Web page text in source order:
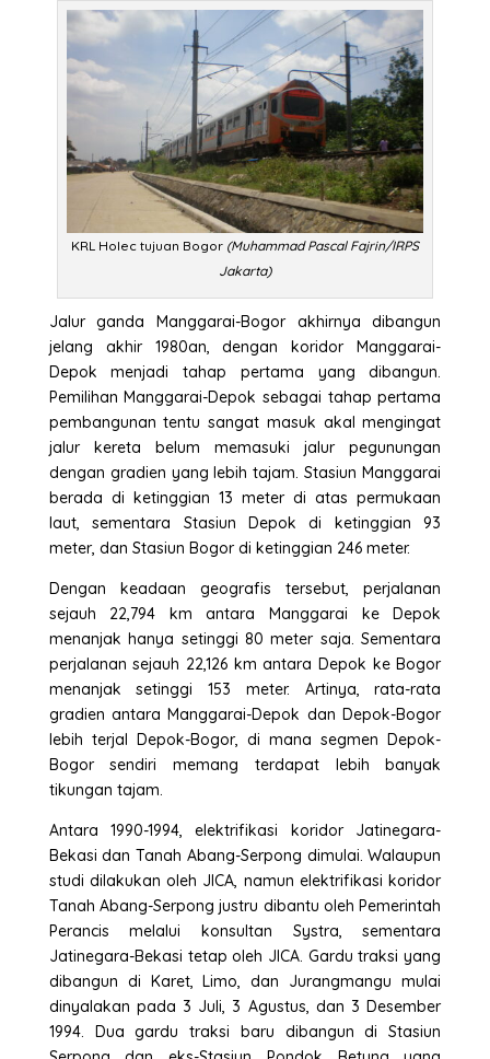
KRL Holec tujuan Bogor (Muhammad Pascal Fajrin/IRPS
Jakarta)
Jalur ganda Manggarai-Bogor akhirnya dibangun
jelang akhir 1980an, dengan koridor Manggarai-
Depok menjadi tahap pertama yang dibangun.
Pemilihan Manggarai-Depok sebagai tahap pertama
pembangunan tentu sangat masuk akal mengingat
jalur kereta belum memasuki jalur pegunungan
dengan gradien yang lebih tajam. Stasiun Manggarai
berada di ketinggian 13 meter di atas permukaan
laut, sementara Stasiun Depok di ketinggian 93
meter, dan Stasiun Bogor di ketinggian 246 meter.
Dengan keadaan geografis tersebut, perjalanan
sejauh 22,794 km antara Manggarai ke Depok
menanjak hanya setinggi 80 meter saja. Sementara
perjalanan sejauh 22,126 km antara Depok ke Bogor
menanjak setinggi 153 meter. Artinya, rata-rata
gradien antara Manggarai-Depok dan Depok-Bogor
lebih terjal Depok-Bogor, di mana segmen Depok-
Bogor sendiri memang terdapat lebih banyak
tikungan tajam.
Antara 1990-1994, elektrifikasi koridor Jatinegara-
Bekasi dan Tanah Abang-Serpong dimulai. Walaupun
studi dilakukan oleh JICA, namun elektrifikasi koridor
Tanah Abang-Serpong justru dibantu oleh Pemerintah
Perancis melalui konsultan Systra, sementara
Jatinegara-Bekasi tetap oleh JICA. Gardu traksi yang
dibangun di Karet, Limo, dan Jurangmangu mulai
dinyalakan pada 3 Juli, 3 Agustus, dan 3 Desember
1994. Dua gardu traksi baru dibangun di Stasiun